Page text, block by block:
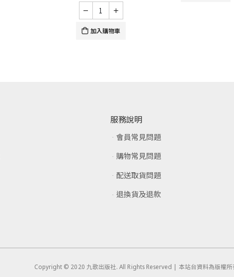
加入購物車
服務說明
會員常見問題
購物常見問題
配送取貨問題
退換貨及退款
Copyright © 2020 九歌出版社. All Rights Reserved | 本站台資料為版權所